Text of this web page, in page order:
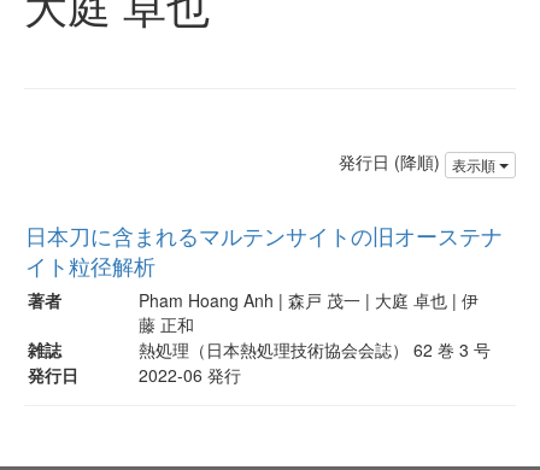
発行日 (降順) 表示順
日本刀に含まれるマルテンサイトの旧オーステナ
イト粒径解析
著者
Pham Hoang Anh | 森戸 茂一 | 大庭 卓也 | 伊
藤 正和
雑誌
熱処理（日本熱処理技術協会会誌） 62 巻 3 号
発行日
2022-06 発行